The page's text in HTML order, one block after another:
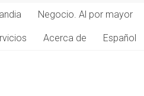
Negocio. Al por mayor
Acerca de Español